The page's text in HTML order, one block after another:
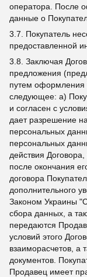
оператора. После
данные о
3.7. Покупатель
предоставленной
3.8. Заключая
предложения
путем оформления
следующее: а)
и согласен с
дает разрешение
персональных
персональных
действия
после окончания
договора
дополнительного
Законом Украины
сбора данных, а
передаются
условий этого
взаиморасчетов, а
документов.
Продавец имеет